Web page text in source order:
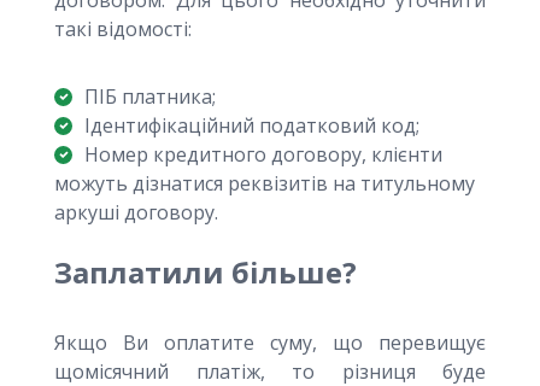
такі відомості:
ПIБ платника;
Ідентифікаційний податковий код;
Номер кредитного договору, клієнти
можуть дізнатися реквізитів на титульному
аркуші договору.
Заплатили більше?
Якщо Ви оплатите суму, що перевищує
щомісячний платіж, то різниця буде